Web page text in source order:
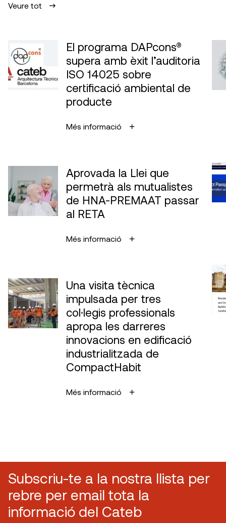
Veure tot
El programa DAPcons®
supera amb èxit l’auditoria
ISO 14025 sobre
certificació ambiental de
producte
Més informació
Aprovada la Llei que
permetrà als mutualistes
de HNA-PREMAAT passar
al RETA
Més informació
Una visita tècnica
impulsada per tres
col·legis professionals
apropa les darreres
innovacions en edificació
industrialitzada de
CompactHabit
Més informació
Subscriu-te a la nostra llista per
rebre per email tota la
informació del Cateb